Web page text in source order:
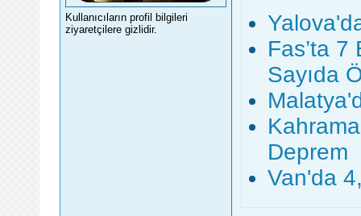
Kullanıcıların profil bilgileri
ziyaretçilere gizlidir.
Fas’ta
Sayıda
Deprem
Van'da